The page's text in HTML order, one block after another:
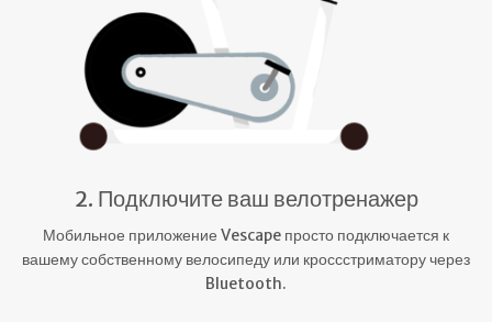
2. Подключите ваш велотренажер
Мобильное приложение Vescape просто подключается к
вашему собственному велосипеду или кроссстриматору через
Bluetooth.